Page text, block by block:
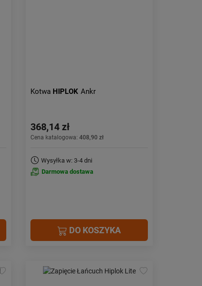
Kotwa HIPLOK Ankr
368,14 zł
Cena katalogowa:408,90 zł
Wysyłka w: 3-4 dni
Darmowa dostawa
DO KOSZYKA